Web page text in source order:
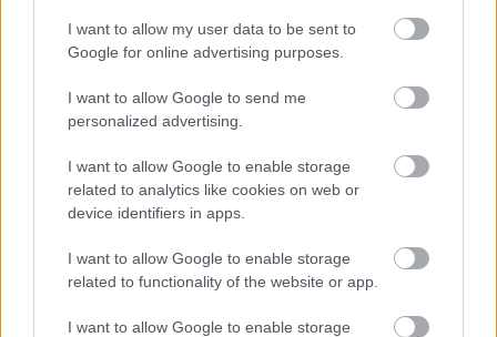
I want to allow my user data to be sent to
Google for online advertising purposes.
I want to allow Google to send me
personalized advertising.
I want to allow Google to enable storage
related to analytics like cookies on web or
device identifiers in apps.
I want to allow Google to enable storage
related to functionality of the website or app.
I want to allow Google to enable storage
Ο Μητροπολίτης Καλαβρύτων και Αιγιαλείας